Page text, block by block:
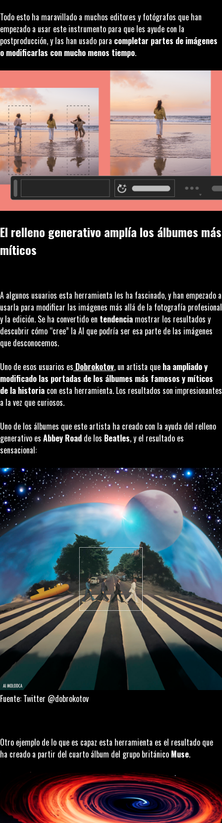
Todo esto ha maravillado a muchos editores y fotógrafos que han
empezado a usar este instrumento para que les ayude con la
postproducción, y las han usado para completar partes de imágenes
o modificarlas con mucho menos tiempo.
El relleno generativo amplía los álbumes más
míticos
A algunos usuarios esta herramienta les ha fascinado, y han empezado a
usarla para modificar las imágenes más allá de la fotografía profesional
y la edición. Se ha convertido en tendencia mostrar los resultados y
descubrir cómo “cree” la AI que podría ser esa parte de las imágenes
que desconocemos.
Uno de esos usuarios es Dobrokotov, un artista que ha ampliado y
modificado las portadas de los álbumes más famosos y míticos
de la historia con esta herramienta. Los resultados son impresionantes
a la vez que curiosos.
Uno de los álbumes que este artista ha creado con la ayuda del relleno
generativo es Abbey Road de los Beatles, y el resultado es
sensacional:
Fuente: Twitter @dobrokotov
Otro ejemplo de lo que es capaz esta herramienta es el resultado que
ha creado a partir del cuarto álbum del grupo británico Muse.